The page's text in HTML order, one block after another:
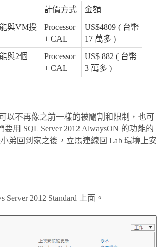
計價方式 金額
與VM授
Processor
+ CAL
US$4809 ( 台幣
17 萬多 )
與2個
Processor
+ CAL
US$ 882 ( 台幣
3 萬多 )
以不再像之前一樣的被閹割和限制，也可
用 SQL Server 2012 AlwaysON 的功能的
弟回到家之後，立馬連線回 Lab 環境上安
2012 Standard 上面。